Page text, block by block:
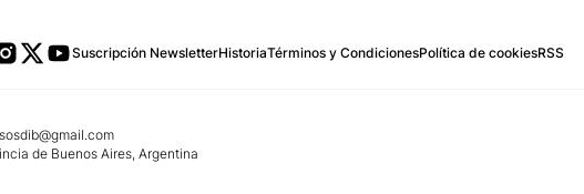
Suscripción NewsletterHistoriaTérminos y CondicionesPolítica de cookiesRSS
de Buenos Aires, Argentina